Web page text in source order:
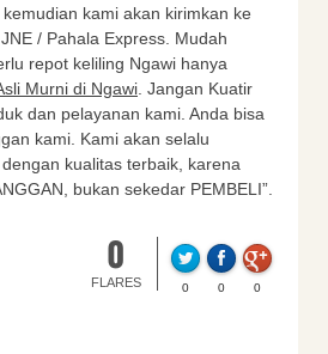
kami akan kirimkan ke
/ Pahala Express. Mudah
repot keliling Ngawi hanya
Murni di Ngawi . Jangan Kuatir
dan pelayanan kami. Anda bisa
kami. Kami akan selalu
kualitas terbaik, karena
bukan sekedar PEMBELI”.
0
FLARES 0 0 0